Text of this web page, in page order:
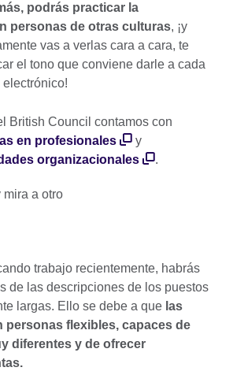
podrás practicar la
personas de otras culturas, ¡y
vas a verlas cara a cara, te
el tono que conviene darle a cada
British Council contamos con
en profesionales
y
organizacionales
.
trabajo recientemente, habrás
de las descripciones de los puestos
largas. Ello se debe a que las
personas flexibles, capaces de
diferentes y de ofrecer